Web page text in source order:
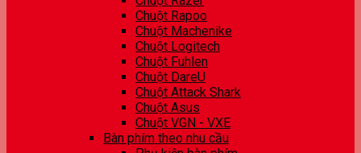
Chuột Rapoo
Chuột Machenike
Chuột Logitech
Chuột Fuhlen
Chuột DareU
Chuột Attack Shark
Chuột Asus
Chuột VGN - VXE
Bàn phím theo nhu cầu